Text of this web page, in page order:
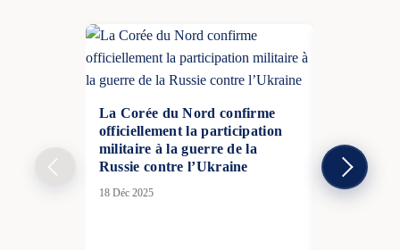
La Corée du Nord confirme
officiellement la participation
militaire à la guerre de la
Russie contre l’Ukraine
18 Déc 2025